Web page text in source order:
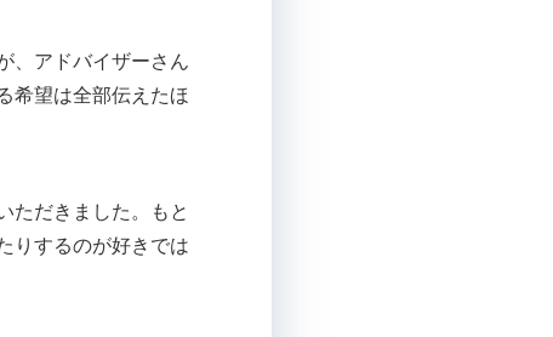
、アドバイザーさん
希望は全部伝えたほ
ただきました。もと
りするのが好きでは